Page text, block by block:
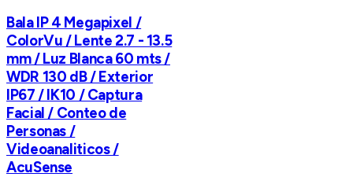
Bala IP 4 Megapixel /
ColorVu / Lente 2.7 - 13.5
mm / Luz Blanca 60 mts /
WDR 130 dB / Exterior
IP67 / IK10 / Captura
Facial / Conteo de
Personas /
Videoanaliticos /
AcuSense